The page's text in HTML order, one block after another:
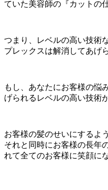
ていた美容師の『カットの
つまり、レベルの高い技術
プレックスは解消してあげ
もし、あなたにお客様の悩
げられるレベルの高い技術
お客様の髪のせいにするよ
それと同時にお客様の長年
れて全てのお客様に笑顔に